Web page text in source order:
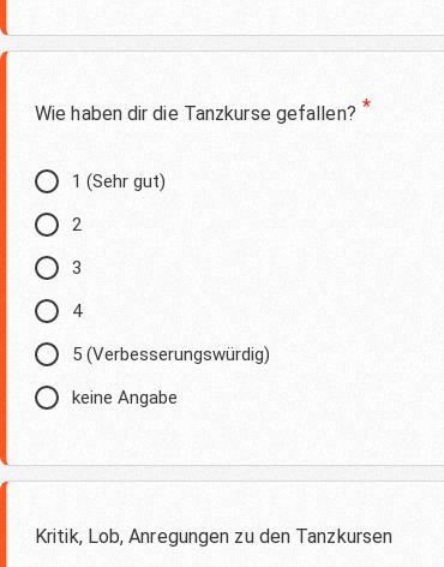
Wie haben dir die Tanzkurse gefallen? *
1 (Sehr gut)
2
3
4
5 (Verbesserungswürdig)
keine Angabe
Kritik, Lob, Anregungen zu den Tanzkursen